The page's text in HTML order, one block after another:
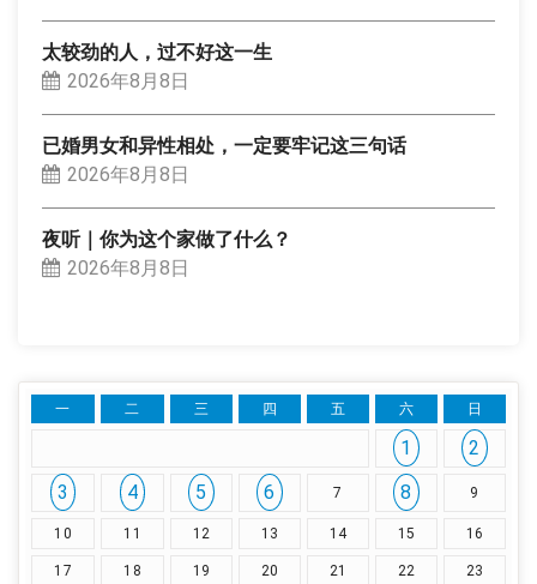
太较劲的人，过不好这一生
2026年8月8日
已婚男女和异性相处，一定要牢记这三句话
2026年8月8日
夜听｜你为这个家做了什么？
2026年8月8日
一 二 三 四 五 六 日
1
2
3
4 5 6 7 8 9
10 11 12 13 14 15 16
17 18 19 20 21 22 23